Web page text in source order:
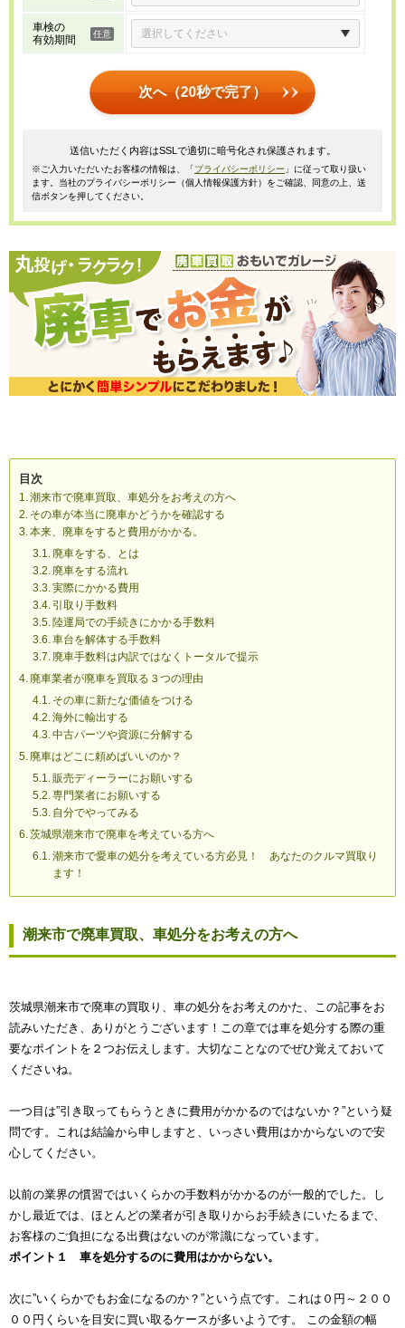
車検の
有効期間
次へ（20秒で完了）
送信いただく内容はSSLで適切に暗号化され保護されます。
※ご入力いただいたお客様の情報は、「プライバシーポリシー 」に従って取り扱い
ます。当社のプライバシーポリシー（個人情報保護方針）をご確認、同意の上、送
信ボタンを押してください。
目次
潮来市で廃車買取、車処分をお考えの方へ
その車が本当に廃車かどうかを確認する
本来、廃車をすると費用がかかる。
廃車をする、とは
廃車をする流れ
実際にかかる費用
引取り手数料
陸運局での手続きにかかる手数料
車台を解体する手数料
廃車手数料は内訳ではなくトータルで提示
廃車業者が廃車を買取る３つの理由
その車に新たな価値をつける
海外に輸出する
中古パーツや資源に分解する
廃車はどこに頼めばいいのか？
販売ディーラーにお願いする
専門業者にお願いする
自分でやってみる
茨城県潮来市で廃車を考えている方へ
潮来市で愛車の処分を考えている方必見！ あなたのクルマ買取り
ます！
潮来市で廃車買取、車処分をお考えの方へ
茨城県潮来市で廃車の買取り、車の処分をお考えのかた、この記事をお
読みいただき、ありがとうございます！この章では車を処分する際の重
要なポイントを２つお伝えします。大切なことなのでぜひ覚えておいて
くださいね。
一つ目は”引き取ってもらうときに費用がかかるのではないか？”という疑
問です。これは結論から申しますと、いっさい費用はかからないので安
心してください。
以前の業界の慣習ではいくらかの手数料がかかるのが一般的でした。し
かし最近では、ほとんどの業者が引き取りからお手続きにいたるまで、
お客様のご負担になる出費はないのが常識になっています。
ポイント１ 車を処分するのに費用はかからない。
次に”いくらかでもお金になるのか？”という点です。これは０円～２００
００円くらいを目安に買い取るケースが多いようです。 この金額の幅